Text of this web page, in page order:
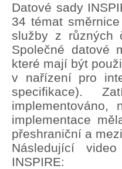
Datové sady
34 témat
služby z různých
Společné datové
které mají být
v nařízení pro
specifikace).
implementováno,
implementace
přeshraniční a
Následující
INSPIRE: